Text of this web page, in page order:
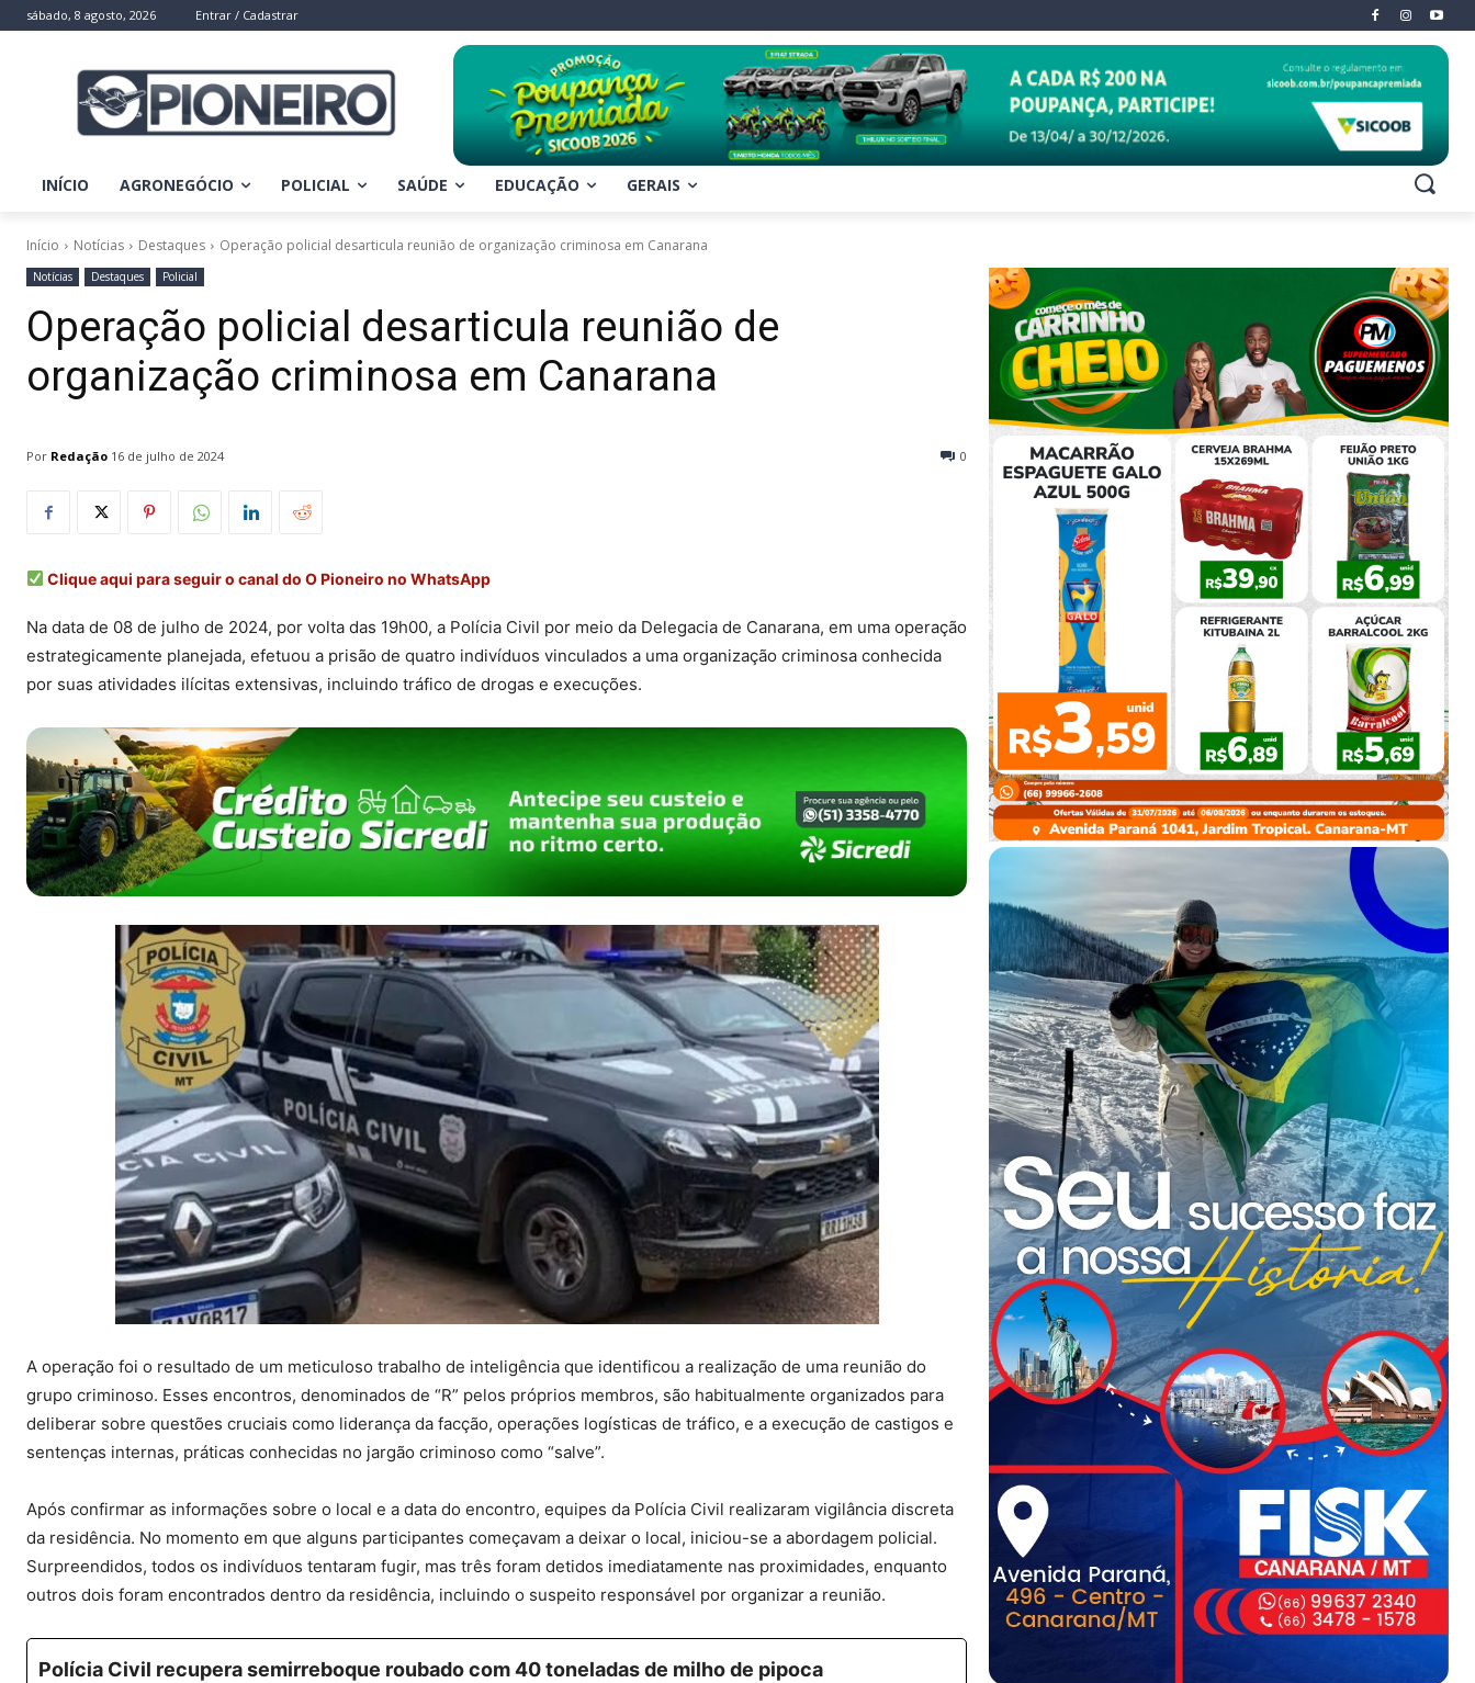
sábado, 8 agosto, 2026 Entrar / Cadastrar
INÍCIO AGRONEGÓCIO POLICIAL SAÚDE EDUCAÇÃO GERAIS
Início Notícias Destaques Operação policial desarticula reunião de organização criminosa em Canarana
Notícias Destaques Policial
Operação policial desarticula reunião de
organização criminosa em Canarana
Por Redação 0
16 de julho de 2024
Clique aqui para seguir o canal do O Pioneiro no WhatsApp
Na data de 08 de julho de 2024, por volta das 19h00, a Polícia Civil por meio da Delegacia de Canarana, em uma operação
estrategicamente planejada, efetuou a prisão de quatro indivíduos vinculados a uma organização criminosa conhecida
por suas atividades ilícitas extensivas, incluindo tráfico de drogas e execuções.
A operação foi o resultado de um meticuloso trabalho de inteligência que identificou a realização de uma reunião do
grupo criminoso. Esses encontros, denominados de “R” pelos próprios membros, são habitualmente organizados para
deliberar sobre questões cruciais como liderança da facção, operações logísticas de tráfico, e a execução de castigos e
sentenças internas, práticas conhecidas no jargão criminoso como “salve”.
Após confirmar as informações sobre o local e a data do encontro, equipes da Polícia Civil realizaram vigilância discreta
da residência. No momento em que alguns participantes começavam a deixar o local, iniciou-se a abordagem policial.
Surpreendidos, todos os indivíduos tentaram fugir, mas três foram detidos imediatamente nas proximidades, enquanto
outros dois foram encontrados dentro da residência, incluindo o suspeito responsável por organizar a reunião.
Polícia Civil recupera semirreboque roubado com 40 toneladas de milho de pipoca